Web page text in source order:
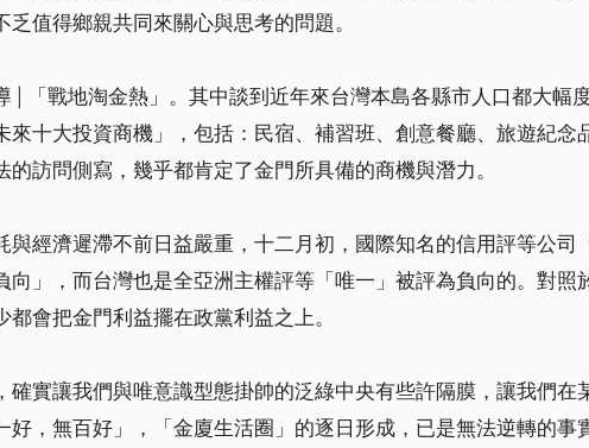
值得鄉親共同來關心與思考的問題。
│「戰地淘金熱」。其中談到近年來台灣本島各縣市人口都大幅
來十大投資商機」，包括：民宿、補習班、創意餐廳、旅遊紀
訪問側寫，幾乎都肯定了金門所具備的商機與潛力。
經濟遲滯不前日益嚴重，十二月初，國際知名的信用評等公司
向」，而台灣也是全亞洲主權評等「唯一」被評為負向的。對
都會把金門利益擺在政黨利益之上。
讓我們與唯意識型態掛帥的泛綠中央有些許隔膜，讓我們在
，無百好」，「金廈生活圈」的逐日形成，已是無法逆轉的